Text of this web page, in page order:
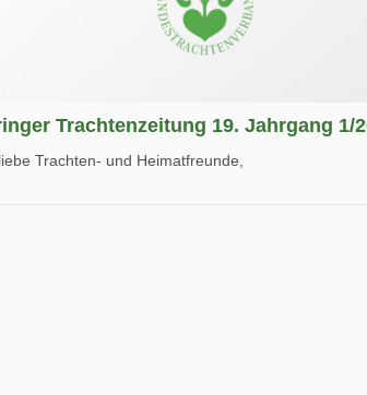
Trachtenzeitung 19. Jahrgang 1/
Trachten- und Heimatfreunde,